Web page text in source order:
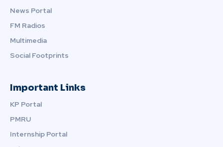
News Portal
FM Radios
Multimedia
Social Footprints
Important Links
KP Portal
PMRU
Internship Portal